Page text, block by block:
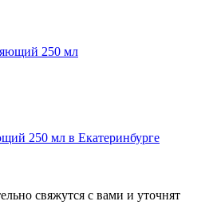
250 мл в Екатеринбурге
свяжутся с вами и уточнят